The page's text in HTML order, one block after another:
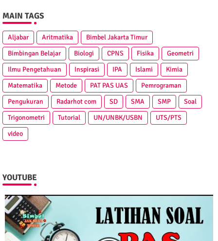
MAIN TAGS
Aljabar Aritmatika
Bimbel Jakarta Timur
Bimbingan Belajar
Biologi CPNS Fisika
Geometri
Ilmu Pengetahuan
Inspirasi IPA Islami
Kimia
Matematika
Metode PAT PAS UAS
Pemrograman
Pengukuran
Radarhot com SD SMA SMP
Soal
Trigonometri
Tutorial UN/UNBK/USBN
UTS/PTS
video
YOUTUBE